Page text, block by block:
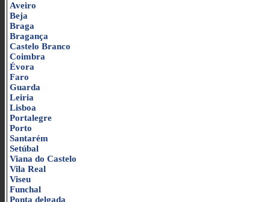
Aveiro
Beja
Braga
Bragança
Castelo Branco
Coimbra
Évora
Faro
Guarda
Leiria
Lisboa
Portalegre
Porto
Santarém
Setúbal
Viana do Castelo
Vila Real
Viseu
Funchal
Ponta delgada